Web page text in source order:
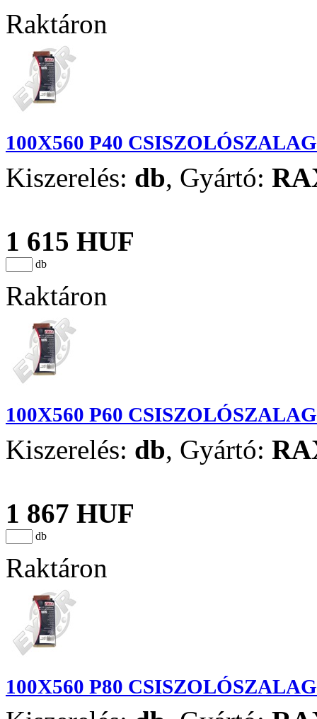
Raktáron
100X560 P40
Kiszerelés: db, Gyártó:
1 615 HUF
db
Raktáron
100X560 P60
Kiszerelés: db, Gyártó:
1 867 HUF
db
Raktáron
100X560 P80